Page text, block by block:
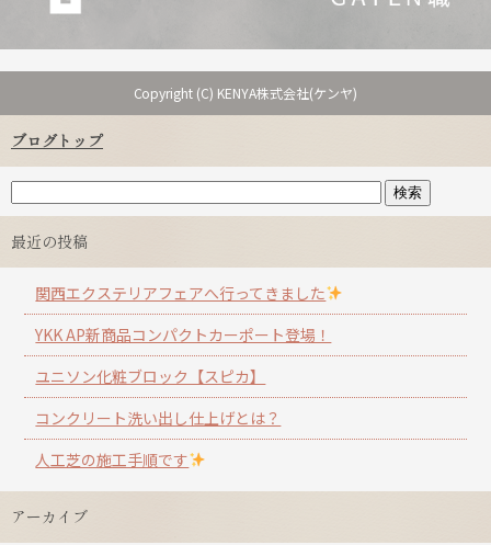
Copyright (C) KENYA株式会社(ケンヤ)
ブログトップ
最近の投稿
関西エクステリアフェアへ行ってきました
YKK AP新商品コンパクトカーポート登場！
ユニソン化粧ブロック【スピカ】
コンクリート洗い出し仕上げとは？
人工芝の施工手順です
アーカイブ